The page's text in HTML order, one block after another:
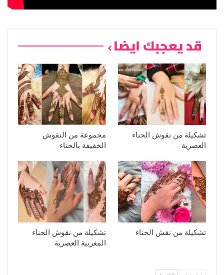
قد يعجبك ايضا
تشكيلة من نقوش الحناء
العصرية
مجموعة من النقوش
الخفيفة بالحناء
تشكيلة من نقش الحناء
تشكيلة من نقوش الحناء
المغربية العصرية